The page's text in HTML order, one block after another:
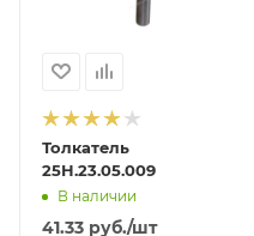
Толкатель
25Н.23.05.009
В наличии
41.33 руб./шт